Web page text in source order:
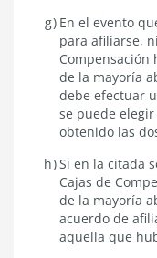
En el evento
para afiliarse,
de la mayoría
debe efectuar
se puede
obtenido las
Si en la citada
Cajas de
de la mayoría
acuerdo de
aquella que